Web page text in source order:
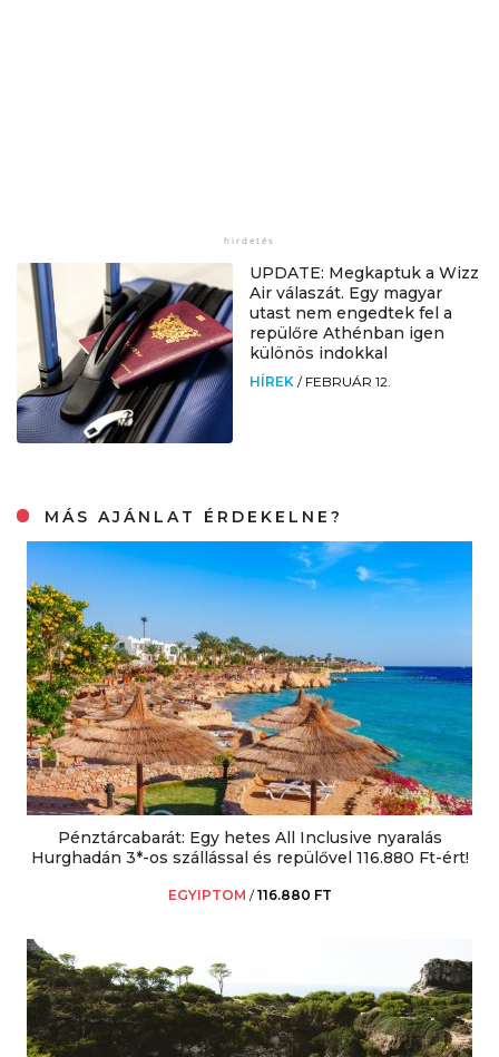
UPDATE: Megkaptuk a Wizz
Air válaszát. Egy magyar
utast nem engedtek fel a
repülőre Athénban igen
különös indokkal
HÍREK / FEBRUÁR 12.
MÁS AJÁNLAT ÉRDEKELNE?
Pénztárcabarát: Egy hetes All Inclusive nyaralás
Hurghadán 3*-os szállással és repülővel 116.880 Ft-ért!
EGYIPTOM /116.880 FT